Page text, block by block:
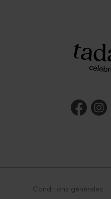
Conditions générales